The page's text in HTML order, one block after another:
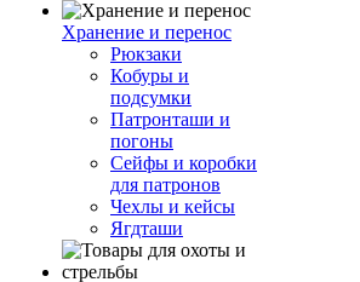
Хранение и перенос
Рюкзаки
Кобуры и
подсумки
Патронташи и
погоны
Сейфы и коробки
для патронов
Чехлы и кейсы
Ягдташи